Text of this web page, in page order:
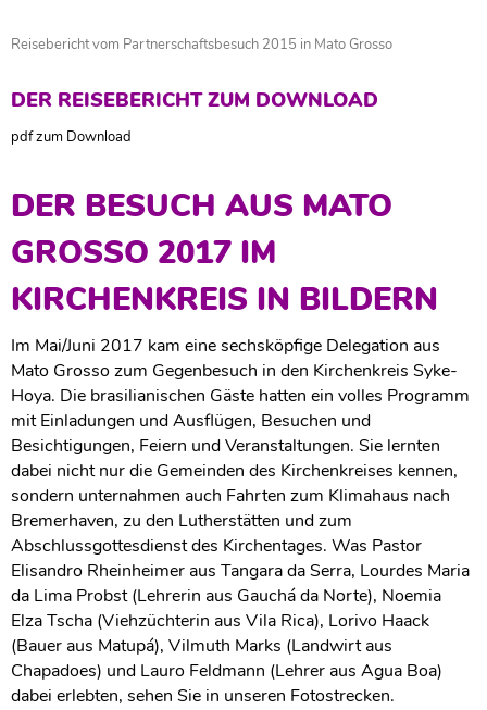
Reisebericht vom Partnerschaftsbesuch 2015 in Mato Grosso
DER REISEBERICHT ZUM DOWNLOAD
pdf zum Download
DER BESUCH AUS MATO
GROSSO 2017 IM
KIRCHENKREIS IN BILDERN
Im Mai/Juni 2017 kam eine sechsköpfige Delegation aus
Mato Grosso zum Gegenbesuch in den Kirchenkreis Syke-
Hoya. Die brasilianischen Gäste hatten ein volles Programm
mit Einladungen und Ausflügen, Besuchen und
Besichtigungen, Feiern und Veranstaltungen. Sie lernten
dabei nicht nur die Gemeinden des Kirchenkreises kennen,
sondern unternahmen auch Fahrten zum Klimahaus nach
Bremerhaven, zu den Lutherstätten und zum
Abschlussgottesdienst des Kirchentages. Was Pastor
Elisandro Rheinheimer aus Tangara da Serra, Lourdes Maria
da Lima Probst (Lehrerin aus Gauchá da Norte), Noemia
Elza Tscha (Viehzüchterin aus Vila Rica), Lorivo Haack
(Bauer aus Matupá), Vilmuth Marks (Landwirt aus
Chapadoes) und Lauro Feldmann (Lehrer aus Agua Boa)
dabei erlebten, sehen Sie in unseren Fotostrecken.